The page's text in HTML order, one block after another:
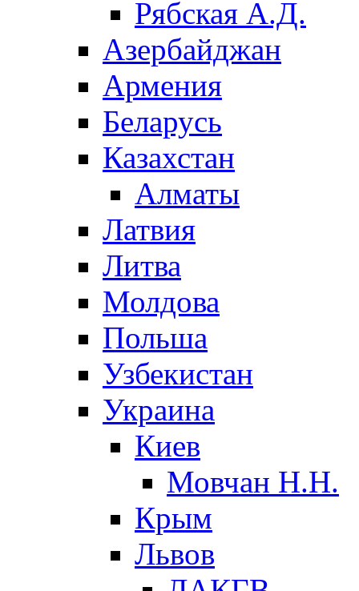
Рябская А.Д.
Азербайджан
Армения
Беларусь
Казахстан
Алматы
Латвия
Литва
Молдова
Польша
Узбекистан
Украина
Киев
Мовчан Н.Н.
Крым
Львов